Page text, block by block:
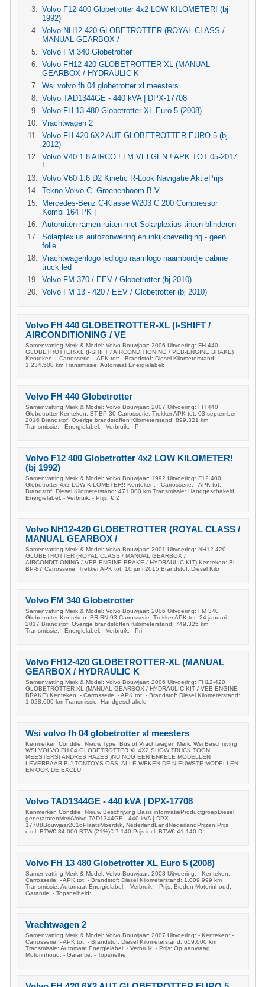
Volvo F12 400 Globetrotter 4x2 LOW KILOMETER! (bj
1992)
Volvo NH12-420 GLOBETROTTER (ROYAL CLASS /
MANUAL GEARBOX /
Volvo FM 340 Globetrotter
Volvo FH12-420 GLOBETROTTER-XL (MANUAL
GEARBOX / HYDRAULIC K
Wsi volvo fh 04 globetrotter xl meesters
Volvo TAD1344GE - 440 kVA | DPX-17708
Volvo FH 13 480 Globetrotter XL Euro 5 (2008)
Vrachtwagen 2
Volvo FH 420 6X2 AUT GLOBETROTTER EURO 5 (bj
2012)
Volvo V40 1.8 AIRCO ! LM VELGEN ! APK TOT 05-2017
!
Volvo V60 1.6 D2 Kinetic R-Look Navigatie AktiePrijs
Tekno Volvo C. Groenenboom B.V.
Mercedes-Benz C-Klasse W203 C 200 Compressor
Kombi 164 PK |
Autoruiten ramen ruiten met Solarplexius tinten blinderen
Solarplexius autozonwering en inkijkbeveiliging - geen
folie
Vrachtwagenlogo ledlogo raamlogo naambordje cabine
truck led
Volvo FM 370 / EEV / Globetrotter (bj 2010)
Volvo FM 13 - 420 / EEV / Globetrotter (bj 2010)
Volvo FH 440 GLOBETROTTER-XL (I-SHIFT /
AIRCONDITIONING / VE
Samenvatting Merk & Model: Volvo Bouwjaar: 2006 Uitvoering: FH 440
GLOBETROTTER-XL (I-SHIFT / AIRCONDITIONING / VEB-ENGINE BRAKE)
Kenteken: - Carrosserie: - APK tot: - Brandstof: Diesel Kilometerstand:
1.234.508 km Transmissie: Automaat Energielabel:
Volvo FH 440 Globetrotter
Samenvatting Merk & Model: Volvo Bouwjaar: 2007 Uitvoering: FH 440
Globetrotter Kenteken: BT-BP-30 Carrosserie: Trekker APK tot: 03 september
2016 Brandstof: Overige brandstoffen Kilometerstand: 899.321 km
Transmissie: - Energielabel: - Verbruik: - P
Volvo F12 400 Globetrotter 4x2 LOW KILOMETER!
(bj 1992)
Samenvatting Merk & Model: Volvo Bouwjaar: 1992 Uitvoering: F12 400
Globetrotter 4x2 LOW KILOMETER!! Kenteken: - Carrosserie: - APK tot: -
Brandstof: Diesel Kilometerstand: 471.000 km Transmissie: Handgeschakeld
Energielabel: - Verbruik: - Prijs: € 2
Volvo NH12-420 GLOBETROTTER (ROYAL CLASS /
MANUAL GEARBOX /
Samenvatting Merk & Model: Volvo Bouwjaar: 2001 Uitvoering: NH12-420
GLOBETROTTER (ROYAL CLASS / MANUAL GEARBOX /
AIRCONDITIONING / VEB-ENGINE BRAKE / HYDRAULIC KIT) Kenteken: BL-
BP-87 Carrosserie: Trekker APK tot: 10 juni 2015 Brandstof: Diesel Kilo
Volvo FM 340 Globetrotter
Samenvatting Merk & Model: Volvo Bouwjaar: 2006 Uitvoering: FM 340
Globetrotter Kenteken: BR-RN-93 Carrosserie: Trekker APK tot: 24 januari
2017 Brandstof: Overige brandstoffen Kilometerstand: 749.325 km
Transmissie: - Energielabel: - Verbruik: - Pri
Volvo FH12-420 GLOBETROTTER-XL (MANUAL
GEARBOX / HYDRAULIC K
Samenvatting Merk & Model: Volvo Bouwjaar: 2006 Uitvoering: FH12-420
GLOBETROTTER-XL (MANUAL GEARBOX / HYDRAULIC KIT / VEB-ENGINE
BRAKE) Kenteken: - Carrosserie: - APK tot: - Brandstof: Diesel Kilometerstand:
1.028.000 km Transmissie: Handgeschakeld
Wsi volvo fh 04 globetrotter xl meesters
Kenmerken Conditie: Nieuw Type: Bus of Vrachtwagen Merk: Wsi Beschrijving
WSI VOLVO FH 04 GLOBETROTTER XL4X2 SHOW TRUCK TOON
MEESTERS( ANDRES HAZES )NU NOG EEN ENKELE MODELLEN
LEVERBAAR BIJ TONTOYS OSS. ALLE WEKEN DE NIEUWSTE MODELLEN
EN OOK DE EXCLU
Volvo TAD1344GE - 440 kVA | DPX-17708
Kenmerken Conditie: Nieuw Beschrijving Basis informatieProductgroepDiesel
generatorenMerkVolvo TAD1344GE - 440 kVA | DPX-
17708Bouwjaar2016PlaatsMoerdijk, NederlandLandNederlandPrijzen Prijs
excl. BTW€ 34.000 BTW (21%)€ 7.140 Prijs incl. BTW€ 41.140 D
Volvo FH 13 480 Globetrotter XL Euro 5 (2008)
Samenvatting Merk & Model: Volvo Bouwjaar: 2008 Uitvoering: - Kenteken: -
Carrosserie: - APK tot: - Brandstof: Diesel Kilometerstand: 1.009.999 km
Transmissie: Automaat Energielabel: - Verbruik: - Prijs: Bieden Motorinhoud: -
Garantie: - Topsnelheid:
Vrachtwagen 2
Samenvatting Merk & Model: Volvo Bouwjaar: 2007 Uitvoering: - Kenteken: -
Carrosserie: - APK tot: - Brandstof: Diesel Kilometerstand: 659.000 km
Transmissie: Automaat Energielabel: - Verbruik: - Prijs: Op aanvraag
Motorinhoud: - Garantie: - Topsnelhe